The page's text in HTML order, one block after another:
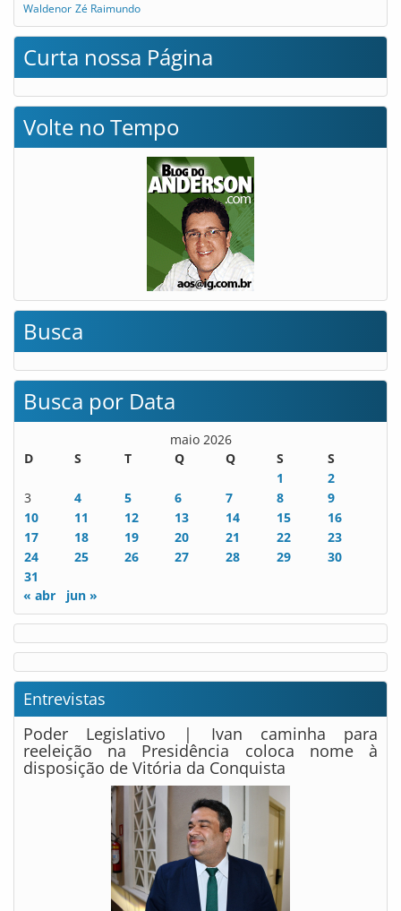
Waldenor Zé Raimundo
Curta nossa Página
Volte no Tempo
Busca
Busca por Data
maio 2026
D
S T Q Q S
S
1
2
3
4 5 6 7 8
9
10
11 12 13 14 15
16
17
18 19 20 21 22
23
24
25 26 27 28 29
30
31
« abr
jun »
Entrevistas
Poder Legislativo | Ivan caminha para
reeleição na Presidência coloca nome à
disposição de Vitória da Conquista